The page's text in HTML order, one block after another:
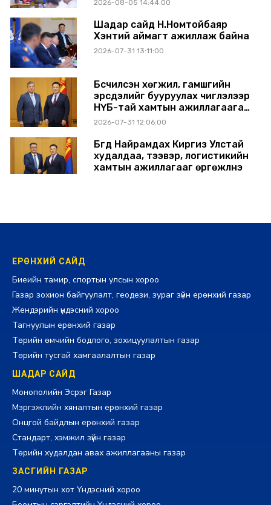
2026-08-05 14:44:00
Шадар сайд Н.Номтойбаяр
Хэнтий аймагт ажиллаж байна
2026-07-31 13:11:00
Бүсчилсэн хөгжил, гамшгийн
эрсдэлийг бууруулах чиглэлээр
НҮБ-тай хамтын ажиллагаагаа
өргөжүүлэхээр санал солилцлоо
2026-07-31 12:06:00
Бүгд Найрамдах Киргиз Улстай
худалдаа, тээвэр, логистикийн
хамтын ажиллагааг өргөжүүлнэ
ЕРӨНХИЙ САЙД
Биеийн тамир, спортын улсын хороо
Газар зохион байгуулалт, геодези, зураг зүйн ерөнхий газар
Жендэрийн үндэсний хороо
Тагнуулын ерөнхий газар
Төрийн өмчийн бодлого, зохицуулалтын газар
Төрийн тусгай хамгаалалтын газар
ШАДАР САЙД
Монополийн Эсрэг Газар
Мэргэжлийн хяналтын ерөнхий газар
Онцгой байдлын ерөнхий газар
Стандарт, хэмжил зүйн газар
Төрийн худалдан авах ажиллагааны газар
ЗАСГИЙН ГАЗАР
20 минутын хот Үндэсний хороо